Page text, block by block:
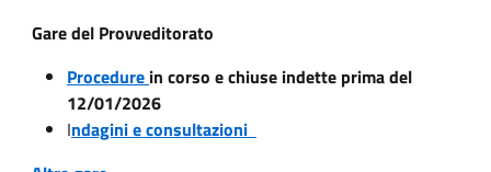
Gare del Provveditorato
Procedure in corso e chiuse indette prima del
12/01/2026
Indagini e consultazioni